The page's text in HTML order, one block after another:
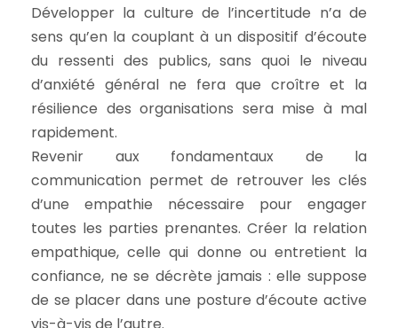
Développer la culture de l’incertitude n’a de
sens qu’en la couplant à un dispositif d’écoute
du ressenti des publics, sans quoi le niveau
d’anxiété général ne fera que croître et la
résilience des organisations sera mise à mal
rapidement.
Revenir aux fondamentaux de la
communication permet de retrouver les clés
d’une empathie nécessaire pour engager
toutes les parties prenantes. Créer la relation
empathique, celle qui donne ou entretient la
confiance, ne se décrète jamais : elle suppose
de se placer dans une posture d’écoute active